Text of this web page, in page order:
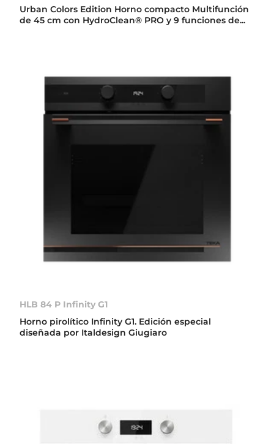
Urban Colors Edition Horno compacto Multifunción
de 45 cm con HydroClean® PRO y 9 funciones de...
HLB 84 P Infinity G1
Horno pirolítico Infinity G1. Edición especial
diseñada por Italdesign Giugiaro